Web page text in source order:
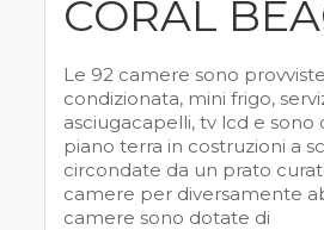
CORAL
Le 92 camere sono
condizionata, mini frigo,
asciugacapelli, tv lcd e sono
piano terra in costruzioni a
circondate da un prato
camere per diversamente
camere sono dotate di